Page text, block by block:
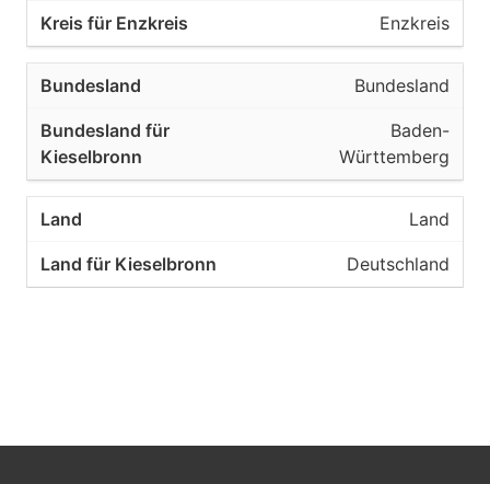
Enzkreis
Bundesland
Baden-
Württemberg
Land
Deutschland